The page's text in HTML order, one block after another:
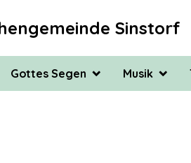
Sinstorf
Gottes Segen Musik